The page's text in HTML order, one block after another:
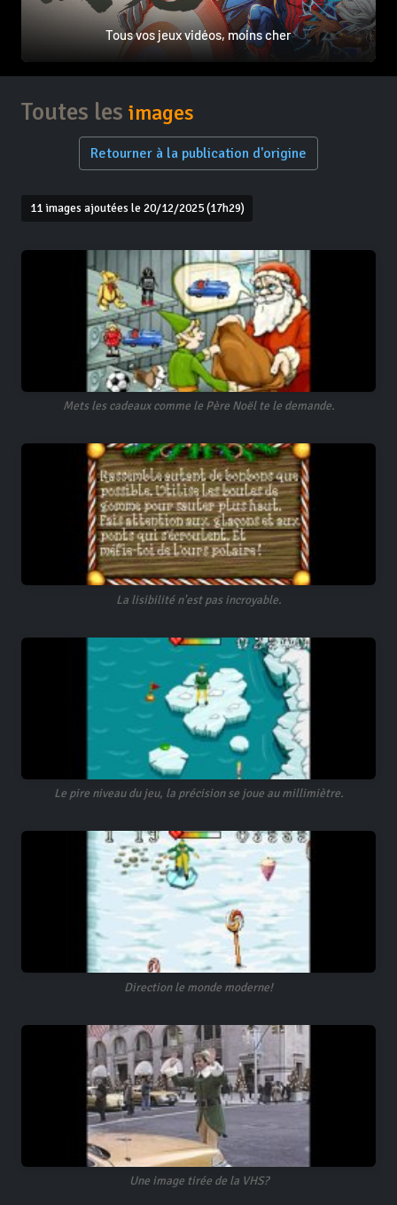
Tous vos jeux vidéos, moins cher
Toutes les images
Retourner à la publication d'origine
11 images ajoutées le 20/12/2025 (17h29)
Mets les cadeaux comme le Père Noël te le demande.
La lisibilité n'est pas incroyable.
Le pire niveau du jeu, la précision se joue au millimiètre.
Direction le monde moderne!
Une image tirée de la VHS?